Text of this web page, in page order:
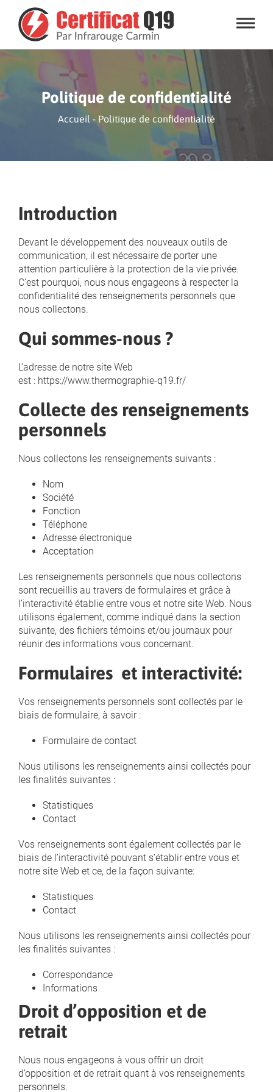
Politique de confidentialité
Accueil - Politique de confidentialité
Introduction
Devant le développement des nouveaux outils de
communication, il est nécessaire de porter une
attention particulière à la protection de la vie privée.
C’est pourquoi, nous nous engageons à respecter la
confidentialité des renseignements personnels que
nous collectons.
Qui sommes-nous ?
L’adresse de notre site Web
est : https://www.thermographie-q19.fr/
Collecte des renseignements
personnels
Nous collectons les renseignements suivants :
Nom
Société
Fonction
Téléphone
Adresse électronique
Acceptation
Les renseignements personnels que nous collectons
sont recueillis au travers de formulaires et grâce à
l’interactivité établie entre vous et notre site Web. Nous
utilisons également, comme indiqué dans la section
suivante, des fichiers témoins et/ou journaux pour
réunir des informations vous concernant.
Formulaires et interactivité:
Vos renseignements personnels sont collectés par le
biais de formulaire, à savoir :
Formulaire de contact
Nous utilisons les renseignements ainsi collectés pour
les finalités suivantes :
Statistiques
Contact
Vos renseignements sont également collectés par le
biais de l’interactivité pouvant s’établir entre vous et
notre site Web et ce, de la façon suivante:
Statistiques
Contact
Nous utilisons les renseignements ainsi collectés pour
les finalités suivantes :
Correspondance
Informations
Droit d’opposition et de
retrait
Nous nous engageons à vous offrir un droit
d’opposition et de retrait quant à vos renseignements
personnels.